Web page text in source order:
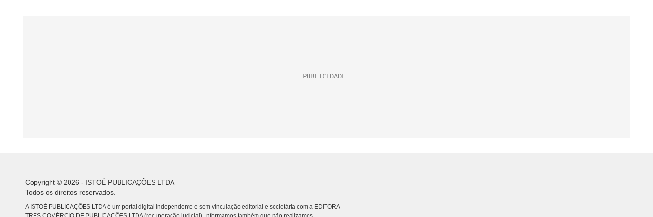
Copyright © 2026 - ISTOÉ PUBLICAÇÕES LTDA
Todos os direitos reservados.
A ISTOÉ PUBLICAÇÕES LTDA é um portal digital independente e sem vinculação editorial e societária com a EDITORA
TRES COMÉRCIO DE PUBLICACÕES LTDA (recuperação judicial). Informamos também que não realizamos